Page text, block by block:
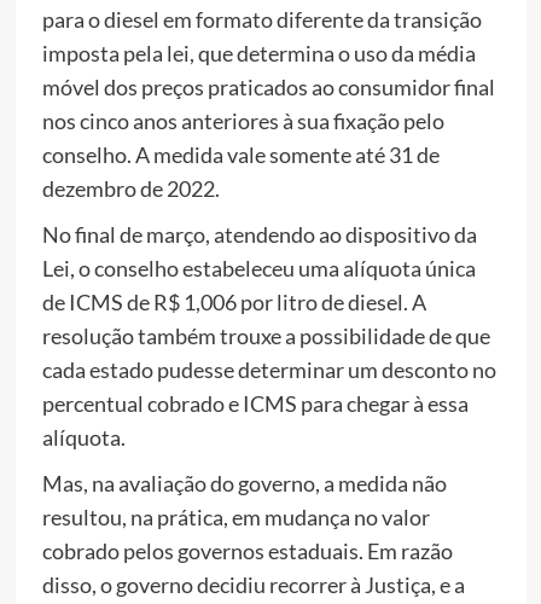
para o diesel em formato diferente da transição
imposta pela lei, que determina o uso da média
móvel dos preços praticados ao consumidor final
nos cinco anos anteriores à sua fixação pelo
conselho. A medida vale somente até 31 de
dezembro de 2022.
No final de março, atendendo ao dispositivo da
Lei, o conselho estabeleceu uma alíquota única
de ICMS de R$ 1,006 por litro de diesel. A
resolução também trouxe a possibilidade de que
cada estado pudesse determinar um desconto no
percentual cobrado e ICMS para chegar à essa
alíquota.
Mas, na avaliação do governo, a medida não
resultou, na prática, em mudança no valor
cobrado pelos governos estaduais. Em razão
disso, o governo decidiu recorrer à Justiça, e a